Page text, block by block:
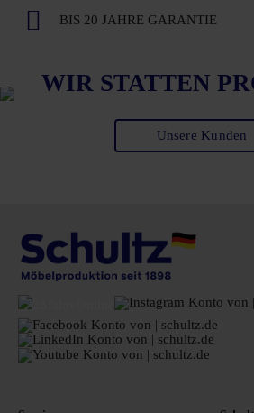
BIS 20 JAHRE GARANTIE
WIR STATTEN
Unsere Kunden